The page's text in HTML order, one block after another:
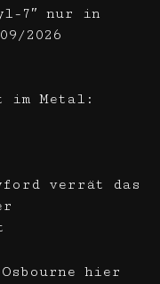
7″ nur in
09/2026
im Metal:
verrät das
hier